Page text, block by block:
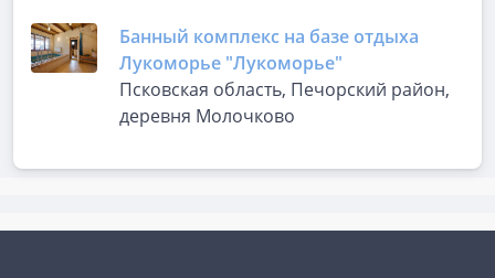
Банный комплекс на базе отдыха
Лукоморье "Лукоморье"
Псковская область, Печорский район,
деревня Молочково